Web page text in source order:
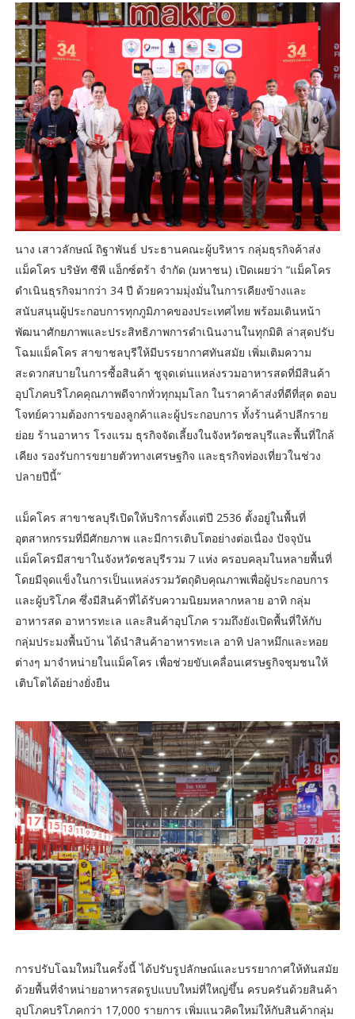
นาง เสาวลักษณ์ ถิฐาพันธ์ ประธานคณะผู้บริหาร กลุ่มธุรกิจค้าส่ง
แม็คโคร บริษัท ซีพี แอ็กซ์ตร้า จำกัด (มหาชน) เปิดเผยว่า “แม็คโคร
ดำเนินธุรกิจมากว่า 34 ปี ด้วยความมุ่งมั่นในการเคียงข้างและ
สนับสนุนผู้ประกอบการทุกภูมิภาคของประเทศไทย พร้อมเดินหน้า
พัฒนาศักยภาพและประสิทธิภาพการดำเนินงานในทุกมิติ ล่าสุดปรับ
โฉมแม็คโคร สาขาชลบุรีให้มีบรรยากาศทันสมัย เพิ่มเติมความ
สะดวกสบายในการซื้อสินค้า ชูจุดเด่นแหล่งรวมอาหารสดที่มีสินค้า
อุปโภคบริโภคคุณภาพดีจากทั่วทุกมุมโลก ในราคาค้าส่งที่ดีที่สุด ตอบ
โจทย์ความต้องการของลูกค้าและผู้ประกอบการ ทั้งร้านค้าปลีกราย
ย่อย ร้านอาหาร โรงแรม ธุรกิจจัดเลี้ยงในจังหวัดชลบุรีและพื้นที่ใกล้
เคียง รองรับการขยายตัวทางเศรษฐกิจ และธุรกิจท่องเที่ยวในช่วง
ปลายปีนี้”
แม็คโคร สาขาชลบุรีเปิดให้บริการตั้งแต่ปี 2536 ตั้งอยู่ในพื้นที่
อุตสาหกรรมที่มีศักยภาพ และมีการเติบโตอย่างต่อเนื่อง ปัจจุบัน
แม็คโครมีสาขาในจังหวัดชลบุรีรวม 7 แห่ง ครอบคลุมในหลายพื้นที่
โดยมีจุดแข็งในการเป็นแหล่งรวมวัตถุดิบคุณภาพเพื่อผู้ประกอบการ
และผู้บริโภค ซึ่งมีสินค้าที่ได้รับความนิยมหลากหลาย อาทิ กลุ่ม
อาหารสด อาหารทะเล และสินค้าอุปโภค รวมถึงยังเปิดพื้นที่ให้กับ
กลุ่มประมงพื้นบ้าน ได้นำสินค้าอาหารทะเล อาทิ ปลาหมึกและหอย
ต่างๆ มาจำหน่ายในแม็คโคร เพื่อช่วยขับเคลื่อนเศรษฐกิจชุมชนให้
เติบโตได้อย่างยั่งยืน
การปรับโฉมใหม่ในครั้งนี้ ได้ปรับรูปลักษณ์และบรรยากาศให้ทันสมัย
ด้วยพื้นที่จำหน่ายอาหารสดรูปแบบใหม่ที่ใหญ่ขึ้น ครบครันด้วยสินค้า
อุปโภคบริโภคกว่า 17,000 รายการ เพิ่มแนวคิดใหม่ให้กับสินค้ากลุ่ม